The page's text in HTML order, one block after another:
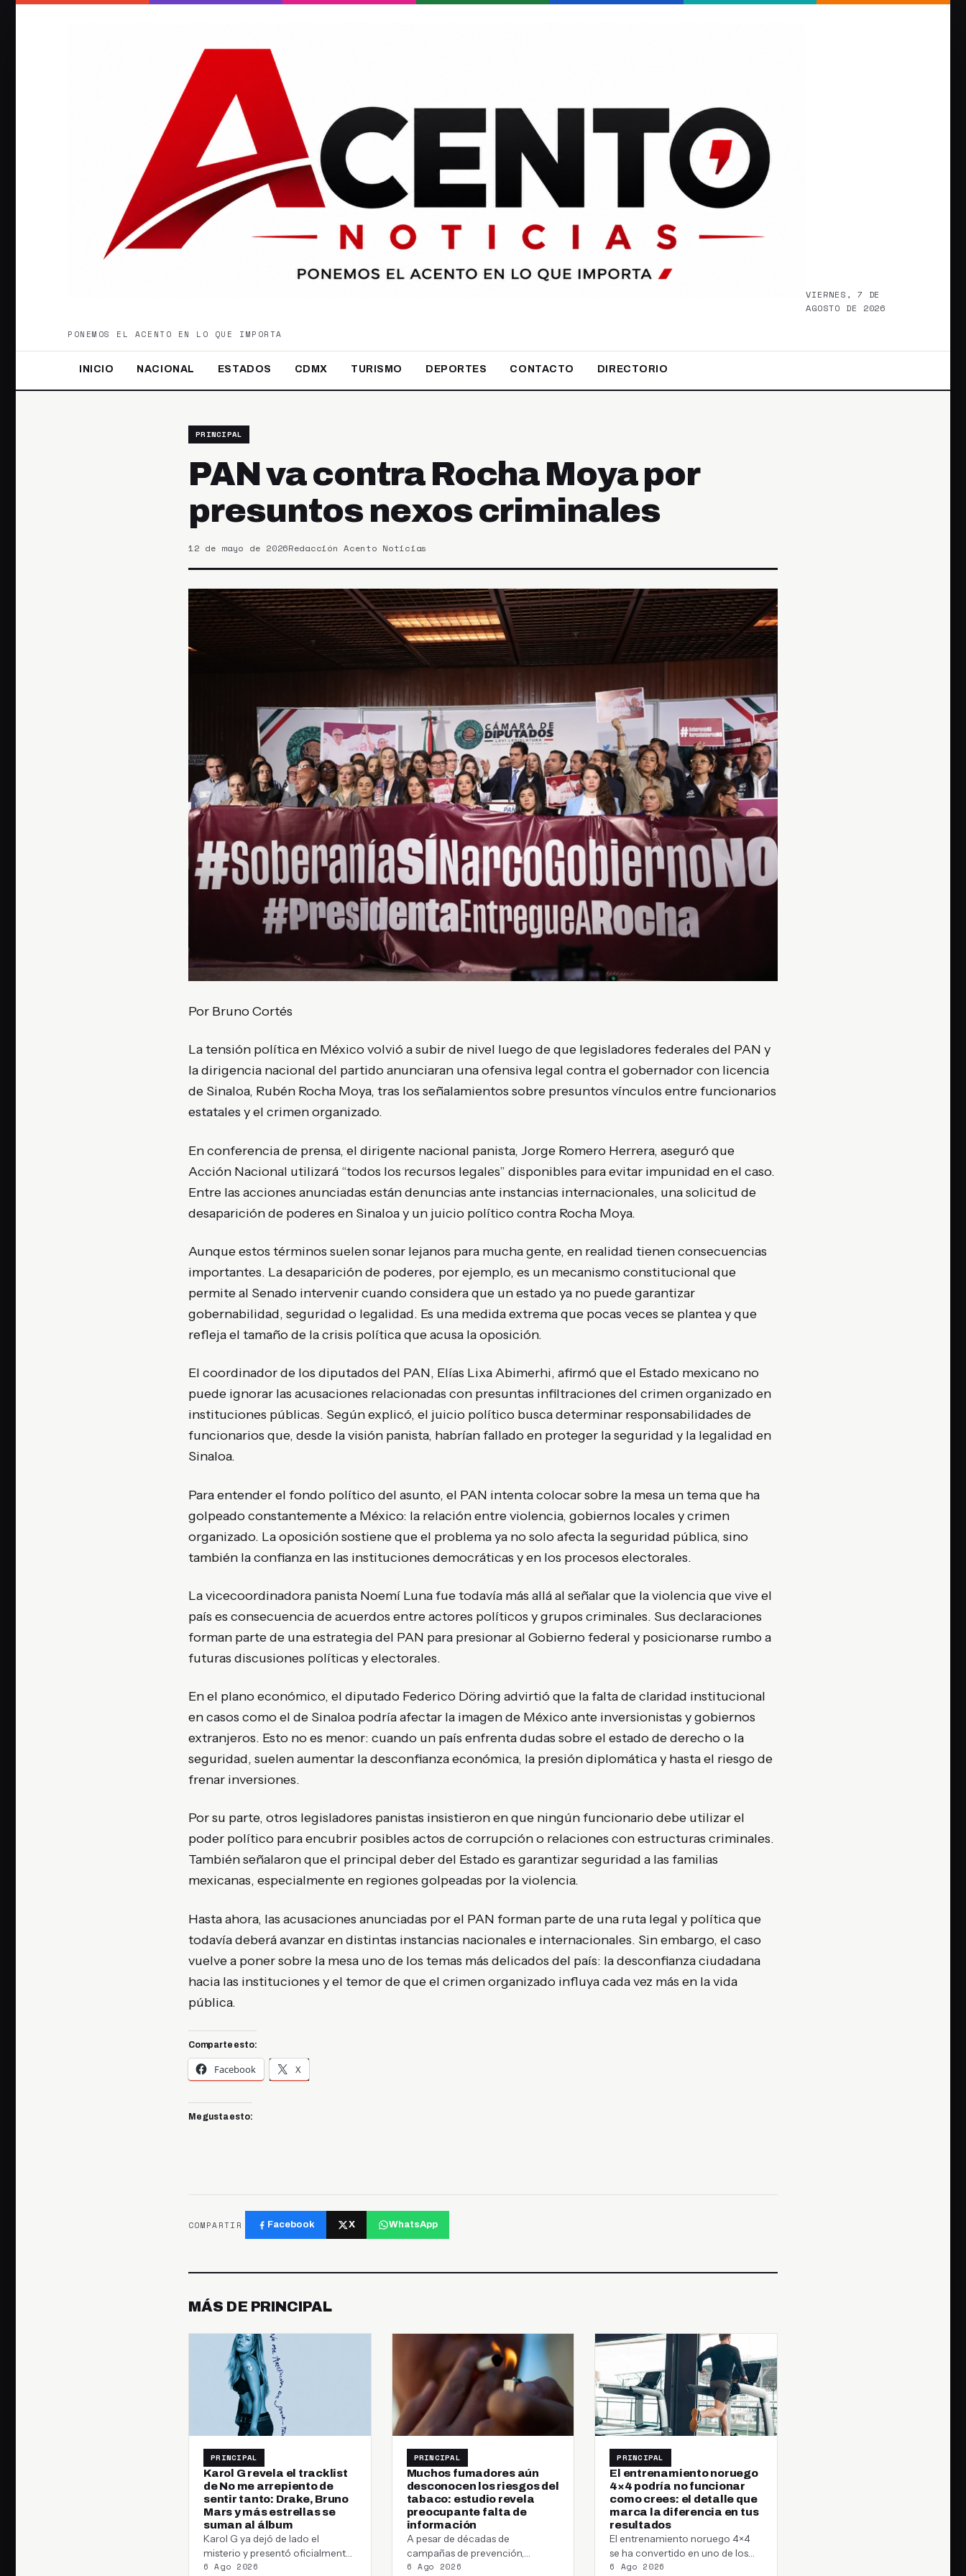
VIERNES, 7 DE
AGOSTO DE 2026
PONEMOS EL ACENTO EN LO QUE IMPORTA
INICIO NACIONAL ESTADOS CDMX TURISMO DEPORTES CONTACTO DIRECTORIO
PRINCIPAL
PAN va contra Rocha Moya por
presuntos nexos criminales
12 de mayo de 2026Redacción Acento Noticias
Por Bruno Cortés
La tensión política en México volvió a subir de nivel luego de que legisladores federales del PAN y
la dirigencia nacional del partido anunciaran una ofensiva legal contra el gobernador con licencia
de Sinaloa, Rubén Rocha Moya, tras los señalamientos sobre presuntos vínculos entre funcionarios
estatales y el crimen organizado.
En conferencia de prensa, el dirigente nacional panista, Jorge Romero Herrera, aseguró que
Acción Nacional utilizará “todos los recursos legales” disponibles para evitar impunidad en el caso.
Entre las acciones anunciadas están denuncias ante instancias internacionales, una solicitud de
desaparición de poderes en Sinaloa y un juicio político contra Rocha Moya.
Aunque estos términos suelen sonar lejanos para mucha gente, en realidad tienen consecuencias
importantes. La desaparición de poderes, por ejemplo, es un mecanismo constitucional que
permite al Senado intervenir cuando considera que un estado ya no puede garantizar
gobernabilidad, seguridad o legalidad. Es una medida extrema que pocas veces se plantea y que
refleja el tamaño de la crisis política que acusa la oposición.
El coordinador de los diputados del PAN, Elías Lixa Abimerhi, afirmó que el Estado mexicano no
puede ignorar las acusaciones relacionadas con presuntas infiltraciones del crimen organizado en
instituciones públicas. Según explicó, el juicio político busca determinar responsabilidades de
funcionarios que, desde la visión panista, habrían fallado en proteger la seguridad y la legalidad en
Sinaloa.
Para entender el fondo político del asunto, el PAN intenta colocar sobre la mesa un tema que ha
golpeado constantemente a México: la relación entre violencia, gobiernos locales y crimen
organizado. La oposición sostiene que el problema ya no solo afecta la seguridad pública, sino
también la confianza en las instituciones democráticas y en los procesos electorales.
La vicecoordinadora panista Noemí Luna fue todavía más allá al señalar que la violencia que vive el
país es consecuencia de acuerdos entre actores políticos y grupos criminales. Sus declaraciones
forman parte de una estrategia del PAN para presionar al Gobierno federal y posicionarse rumbo a
futuras discusiones políticas y electorales.
En el plano económico, el diputado Federico Döring advirtió que la falta de claridad institucional
en casos como el de Sinaloa podría afectar la imagen de México ante inversionistas y gobiernos
extranjeros. Esto no es menor: cuando un país enfrenta dudas sobre el estado de derecho o la
seguridad, suelen aumentar la desconfianza económica, la presión diplomática y hasta el riesgo de
frenar inversiones.
Por su parte, otros legisladores panistas insistieron en que ningún funcionario debe utilizar el
poder político para encubrir posibles actos de corrupción o relaciones con estructuras criminales.
También señalaron que el principal deber del Estado es garantizar seguridad a las familias
mexicanas, especialmente en regiones golpeadas por la violencia.
Hasta ahora, las acusaciones anunciadas por el PAN forman parte de una ruta legal y política que
todavía deberá avanzar en distintas instancias nacionales e internacionales. Sin embargo, el caso
vuelve a poner sobre la mesa uno de los temas más delicados del país: la desconfianza ciudadana
hacia las instituciones y el temor de que el crimen organizado influya cada vez más en la vida
pública.
Comparte esto:
Facebook X
Me gusta esto:
COMPARTIR Facebook X WhatsApp
MÁS DE PRINCIPAL
PRINCIPAL
Karol G revela el tracklist
de No me arrepiento de
sentir tanto: Drake, Bruno
Mars y más estrellas se
suman al álbum
Karol G ya dejó de lado el
misterio y presentó oficialmente
el tracklist de su próximo…
6 Ago 2026
PRINCIPAL
Muchos fumadores aún
desconocen los riesgos del
tabaco: estudio revela
preocupante falta de
información
A pesar de décadas de
campañas de prevención,
millones de fumadores en el
6 Ago 2026
PRINCIPAL
El entrenamiento noruego
4×4 podría no funcionar
como crees: el detalle que
marca la diferencia en tus
resultados
El entrenamiento noruego 4×4
se ha convertido en uno de los
métodos más populares entre
6 Ago 2026